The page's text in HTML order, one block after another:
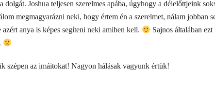
dolgát. Joshua teljesen szerelmes apába, úgyhogy a délelőttjeink
megmagyarázni neki, hogy értem én a szerelmet, nálam jobban
azért anya is képes segíteni neki amiben kell.
Sajnos általában
szépen az imáitokat! Nagyon hálásak vagyunk értük!